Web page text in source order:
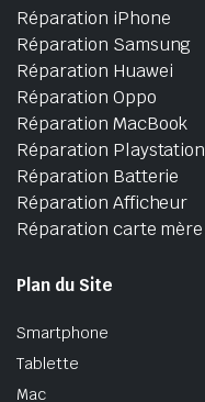
Réparation iPhone
Réparation Samsung
Réparation Huawei
Réparation Oppo
Réparation MacBook
Réparation Playstation
Réparation Batterie
Réparation Afficheur
Réparation carte mère
Plan du Site
Smartphone
Tablette
Mac